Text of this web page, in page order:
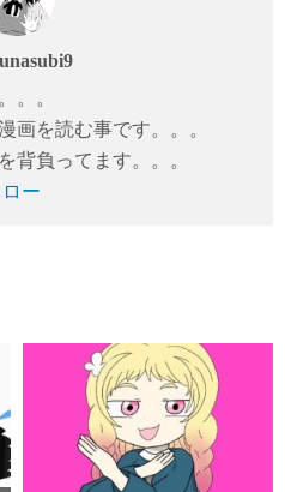
。。
画を読む事です。。。
背負ってます。。。
ロー